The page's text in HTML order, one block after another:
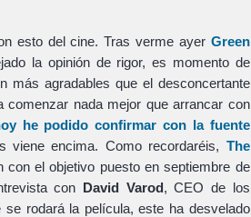
esto del cine. Tras verme ayer Green
la opinión de rigor, es momento de
más agradables que el desconcertante
comenzar nada mejor que arrancar con
he podido confirmar con la fuente
encima. Como recordaréis, The
el objetivo puesto en septiembre de
con David Varod, CEO de los
rodará la película, este ha desvelado